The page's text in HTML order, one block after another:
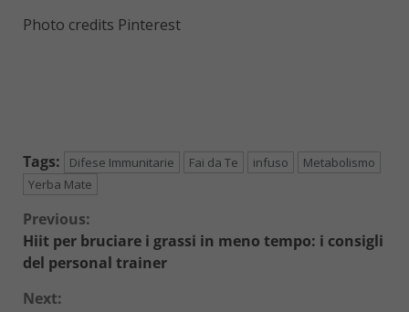
Photo credits Pinterest
Tags: Difese Immunitarie Fai da Te infuso
Metabolismo
Yerba Mate
Continue
Reading
Previous:
Hiit per bruciare i grassi in meno tempo: i consigli
del personal trainer
Next: